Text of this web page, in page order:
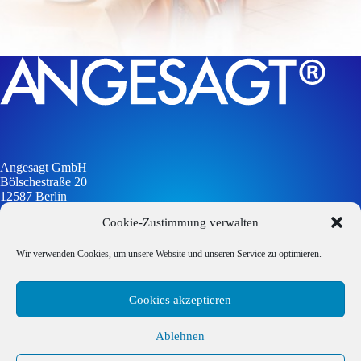
Cookie-Zustimmung verwalten
Wir verwenden Cookies, um unsere Website und unseren Service zu optimieren.
Cookies akzeptieren
Ablehnen
Angesagt GmbH
Bölschestraße 20
12587 Berlin
info@angesagt-gmbh.de
Datenschutzerklärung